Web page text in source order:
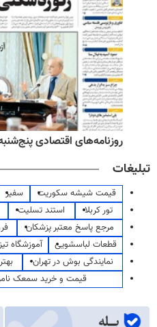
روزنامه‌های اقتصادی پنج‌شنبه ۱۵ مرداد
تبلیغات
قیمت شیشه سکوریت سفیر
تور کربلا
استند تسلیت
مرجع پاسخ معتبر پزشکان
قطعات لباسشویی
آموزشگاه
نمایندگی بوش در تهران
قیمت و خرید سمعک